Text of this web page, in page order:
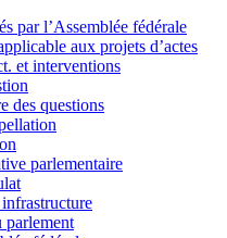
par l’Assemblée fédérale
aux projets d’actes
et interventions
des questions
parlementaire
parlement